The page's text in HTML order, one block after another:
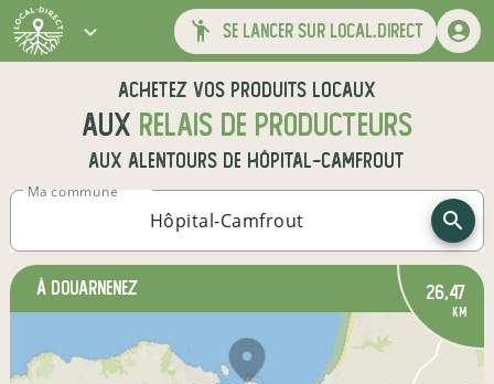
se lancer sur local.direct
Achetez vos produits locaux
aux relais de producteurs
aux alentours de Hôpital-Camfrout
Ma commune
à Douarnenez 26,47
km